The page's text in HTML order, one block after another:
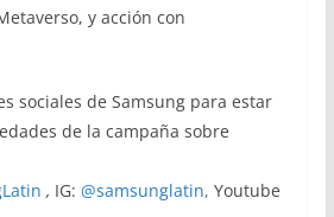
y acción con
sociales de Samsung para estar
de la campaña sobre
, IG: @samsunglatin, Youtube